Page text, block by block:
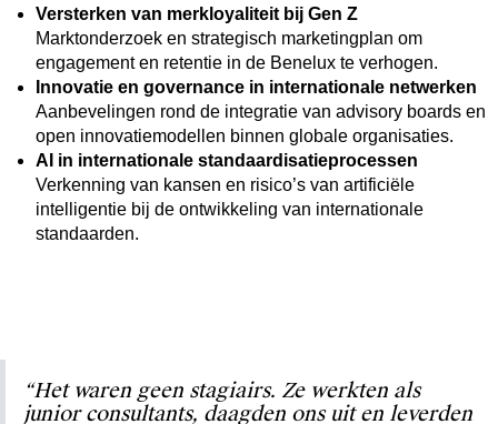
Versterken van merkloyaliteit bij Gen Z
Marktonderzoek en strategisch marketingplan om
engagement en retentie in de Benelux te verhogen.
Innovatie en governance in internationale netwerken
Aanbevelingen rond de integratie van advisory boards en
open innovatiemodellen binnen globale organisaties.
AI in internationale standaardisatieprocessen
Verkenning van kansen en risico’s van artificiële
intelligentie bij de ontwikkeling van internationale
standaarden.
“Het waren geen stagiairs. Ze werkten als
junior consultants, daagden ons uit en leverden